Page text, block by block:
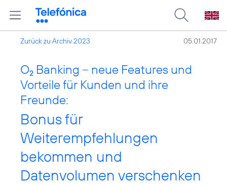
Zurück zu Archiv 2023 05.01.2017
O2 Banking – neue Features und
Vorteile für Kunden und ihre
Freunde:
Bonus für
Weiterempfehlungen
bekommen und
Datenvolumen verschenken